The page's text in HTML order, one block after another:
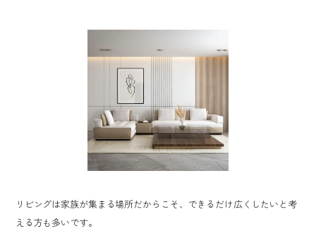
リビングは家族が集まる場所だからこそ、できるだけ広くしたいと考
える方も多いです。